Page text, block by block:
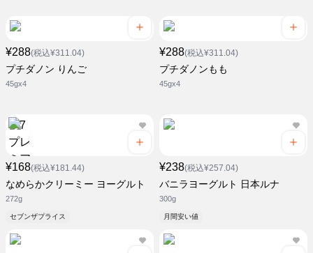
¥288(税込¥311.04)
プチダノン りんご
45gx4
¥288(税込¥311.04)
プチダノンもも
45gx4
¥168(税込¥181.44)
なめらかクリーミー ヨーグルト
272g
セブンザプライス
¥238(税込¥257.04)
バニラヨーグルト 日本ルナ
300g
月間安い値